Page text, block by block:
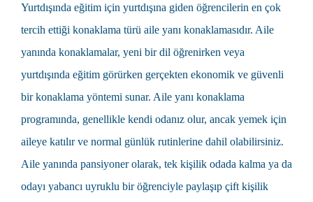
Yurtdışında eğitim için yurtdışına giden öğrencilerin en çok
tercih ettiği konaklama türü aile yanı konaklamasıdır. Aile
yanında konaklamalar, yeni bir dil öğrenirken veya
yurtdışında eğitim görürken gerçekten ekonomik ve güvenli
bir konaklama yöntemi sunar. Aile yanı konaklama
programında, genellikle kendi odanız olur, ancak yemek için
aileye katılır ve normal günlük rutinlerine dahil olabilirsiniz.
Aile yanında pansiyoner olarak, tek kişilik odada kalma ya da
odayı yabancı uyruklu bir öğrenciyle paylaşıp çift kişilik